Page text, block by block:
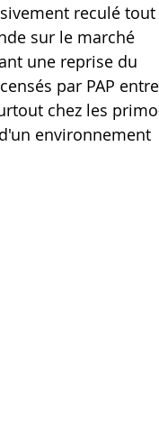
reculé tout
sur le marché
une reprise du
par PAP entre
chez les
environnement